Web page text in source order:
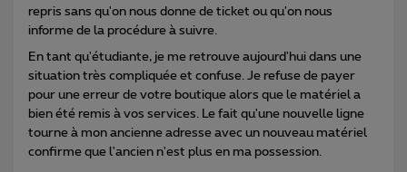
repris sans qu'on nous donne de ticket ou qu'on nous
informe de la procédure à suivre.
En tant qu'étudiante, je me retrouve aujourd'hui dans une
situation très compliquée et confuse. Je refuse de payer
pour une erreur de votre boutique alors que le matériel a
bien été remis à vos services. Le fait qu'une nouvelle ligne
tourne à mon ancienne adresse avec un nouveau matériel
confirme que l'ancien n'est plus en ma possession.